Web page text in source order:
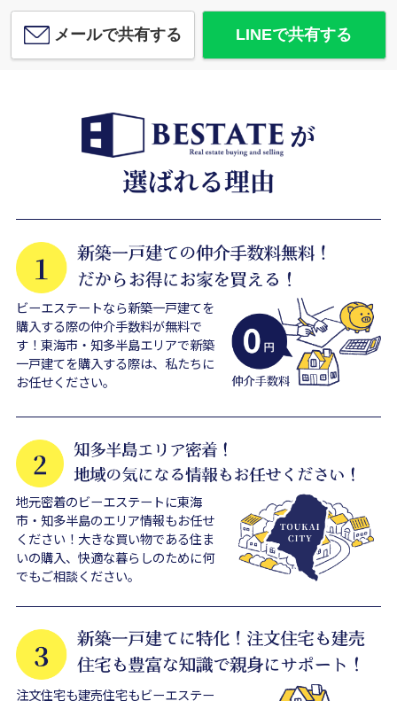
メールで共有する LINEで共有する
ビーエステートなら新築一戸建てを
購入する際の仲介手数料が無料で
す！東海市・知多半島エリアで新築
一戸建てを購入する際は、私たちに
お任せください。
地元密着のビーエステートに東海
市・知多半島のエリア情報もお任せ
ください！大きな買い物である住ま
いの購入、快適な暮らしのために何
でもご相談ください。
注文住宅も建売住宅もビーエステー